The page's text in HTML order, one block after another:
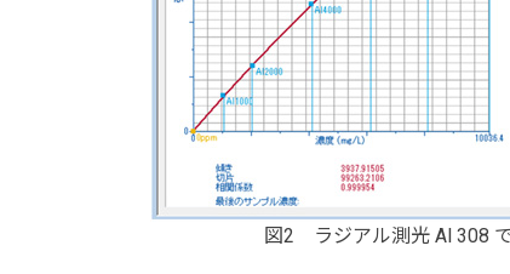
図2 ラジアル測光 Al 308